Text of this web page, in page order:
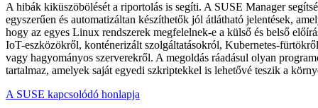
A hibák kiküszöbölését a riportolás is segíti. A SUSE Manager
egyszerűen és automatizáltan készíthetők jól átlátható jelentések,
hogy az egyes Linux rendszerek megfelelnek-e a külső és belső
IoT-eszközökről, konténerizált szolgáltatásokról, Kubernetes-
vagy hagyományos szerverekről. A megoldás ráadásul olyan
tartalmaz, amelyek saját egyedi szkriptekkel is lehetővé teszik a
A SUSE kapcsolódó honlapja